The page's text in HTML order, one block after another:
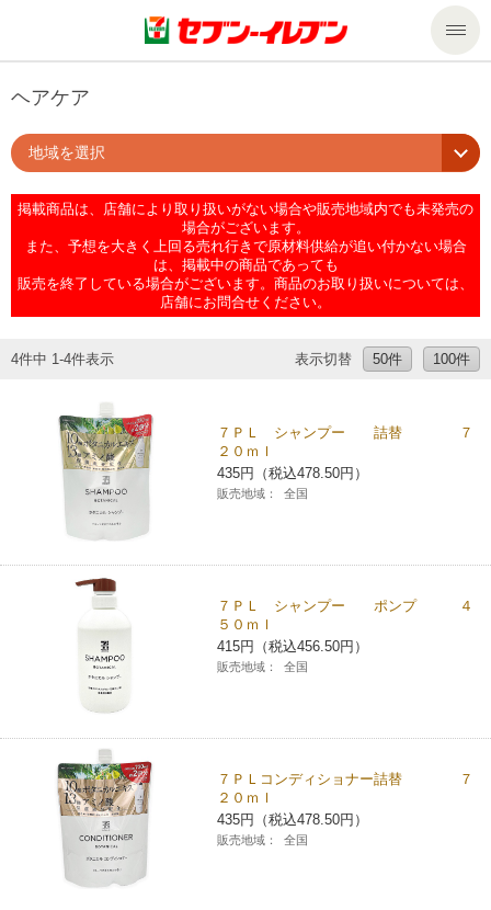
商品のご案内
商品のご案内トップ
今週の新商品
来週の新商品
食の安全・安心への取組み
プリペイドカード・金券
ニンテンドー・ダウンロードカード
セール・キャンペーン
サービス
サービストップ
マルチコピー機でできること
マルチコピー機でできることトップ
プリント
チケット
プリペイドサービス
スポーツ振興くじ
便利なサービス
切手・はがき・印紙
セブン銀行ATM
各種料金のお支払い
スマホプリペイド
レジでApple Accountにチャージ
チケットサービス
セブンチケット
チケットぴあ
CNプレイガイド
セブン‐イレブンでお受取り
タワーレコード
セブンネットショッピング
停電時のサービス停止のお知らせ
企業情報
ニュースリリース
ごあいさつ
会社概要
貸借対照表・損益計算書
国内店舗数
売上高、店舗数推移
セブン‐イレブンの海外事業
サステナビリティ
サステナビリティトップ
セブン＆アイ・ホールディングスの重点課題
サステナビリティ活動基本方針
サステナビリティ推進体制
GREEN CHALLENGE 2050
4VISIONS
サステナビリティニュース
加盟店オーナー募集 物件募集・購入
アルバイト情報 採用情報
ネットショッピング
お問い合わせ
Language
English (Corporate)
English (Services)
中文[繁體字](服務)
简体中文(服务)
ヘアケア
地域を選択
掲載商品は、店舗により取り扱いがない場合や販売地域内でも未発売の
場合がございます。
また、予想を大きく上回る売れ行きで原材料供給が追い付かない場合
は、掲載中の商品であっても
販売を終了している場合がございます。商品のお取り扱いについては、
店舗にお問合せください。
4件中 1-4件表示 表示切替 50件 100件
７ＰＬ シャンプー 詰替 ７
２０ｍｌ
435円（税込478.50円）
販売地域： 全国
７ＰＬ シャンプー ポンプ ４
５０ｍｌ
415円（税込456.50円）
販売地域： 全国
７ＰＬコンディショナー詰替 ７
２０ｍｌ
435円（税込478.50円）
販売地域： 全国